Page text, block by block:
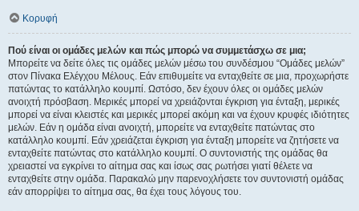
Κορυφή
Πού είναι οι ομάδες μελών και πώς μπορώ να συμμετάσχω σε μια;
Μπορείτε να δείτε όλες τις ομάδες μελών μέσω του συνδέσμου “Ομάδες μελών”
στον Πίνακα Ελέγχου Μέλους. Εάν επιθυμείτε να ενταχθείτε σε μια, προχωρήστε
πατώντας το κατάλληλο κουμπί. Ωστόσο, δεν έχουν όλες οι ομάδες μελών
ανοιχτή πρόσβαση. Μερικές μπορεί να χρειάζονται έγκριση για ένταξη, μερικές
μπορεί να είναι κλειστές και μερικές μπορεί ακόμη και να έχουν κρυφές ιδιότητες
μελών. Εάν η ομάδα είναι ανοιχτή, μπορείτε να ενταχθείτε πατώντας στο
κατάλληλο κουμπί. Εάν χρειάζεται έγκριση για ένταξη μπορείτε να ζητήσετε να
ενταχθείτε πατώντας στο κατάλληλο κουμπί. Ο συντονιστής της ομάδας θα
χρειαστεί να εγκρίνει το αίτημα σας και ίσως σας ρωτήσει γιατί θέλετε να
ενταχθείτε στην ομάδα. Παρακαλώ μην παρενοχλήσετε τον συντονιστή ομάδας
εάν απορρίψει το αίτημα σας, θα έχει τους λόγους του.